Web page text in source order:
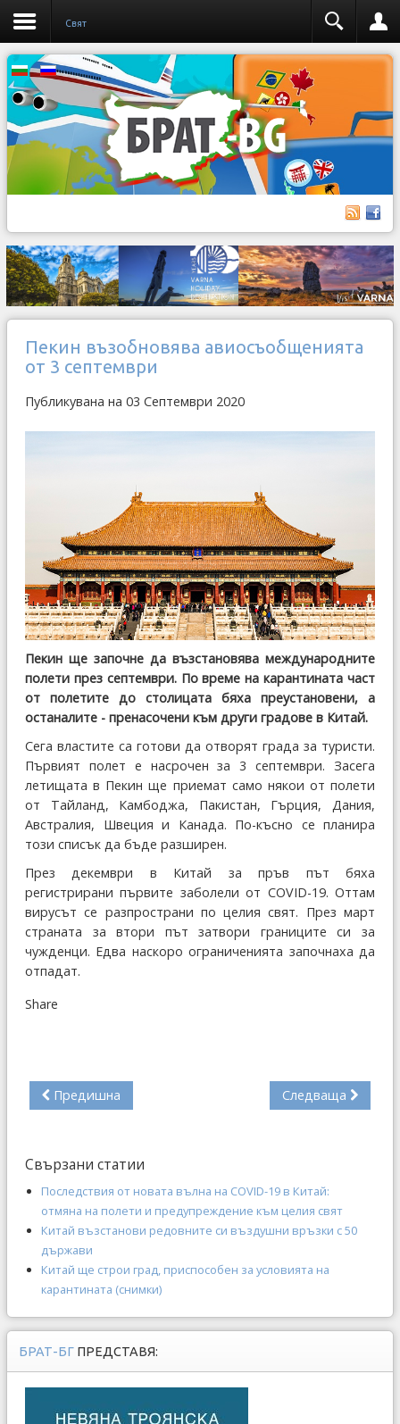
Свят
Пекин възобновява авиосъобщенията
от 3 септември
Публикувана на 03 Септември 2020
Пекин ще започне да възстановява международните
полети през септември. По време на карантината част
от полетите до столицата бяха преустановени, а
останалите - пренасочени към други градове в Китай.
Сега властите са готови да отворят града за туристи.
Първият полет е насрочен за 3 септември. Засега
летищата в Пекин ще приемат само някои от полети
от Тайланд, Камбоджа, Пакистан, Гърция, Дания,
Австралия, Швеция и Канада. По-късно се планира
този списък да бъде разширен.
През декември в Китай за пръв път бяха
регистрирани първите заболели от COVID-19. Оттам
вирусът се разпространи по целия свят. През март
страната за втори път затвори границите си за
чужденци. Едва наскоро ограниченията започнаха да
отпадат.
Share
Предишна Следваща
Свързани статии
Последствия от новата вълна на COVID-19 в Китай:
отмяна на полети и предупреждение към целия свят
Китай възстанови редовните си въздушни връзки с 50
държави
Китай ще строи град, приспособен за условията на
карантината (снимки)
БРАТ-БГ ПРЕДСТАВЯ: